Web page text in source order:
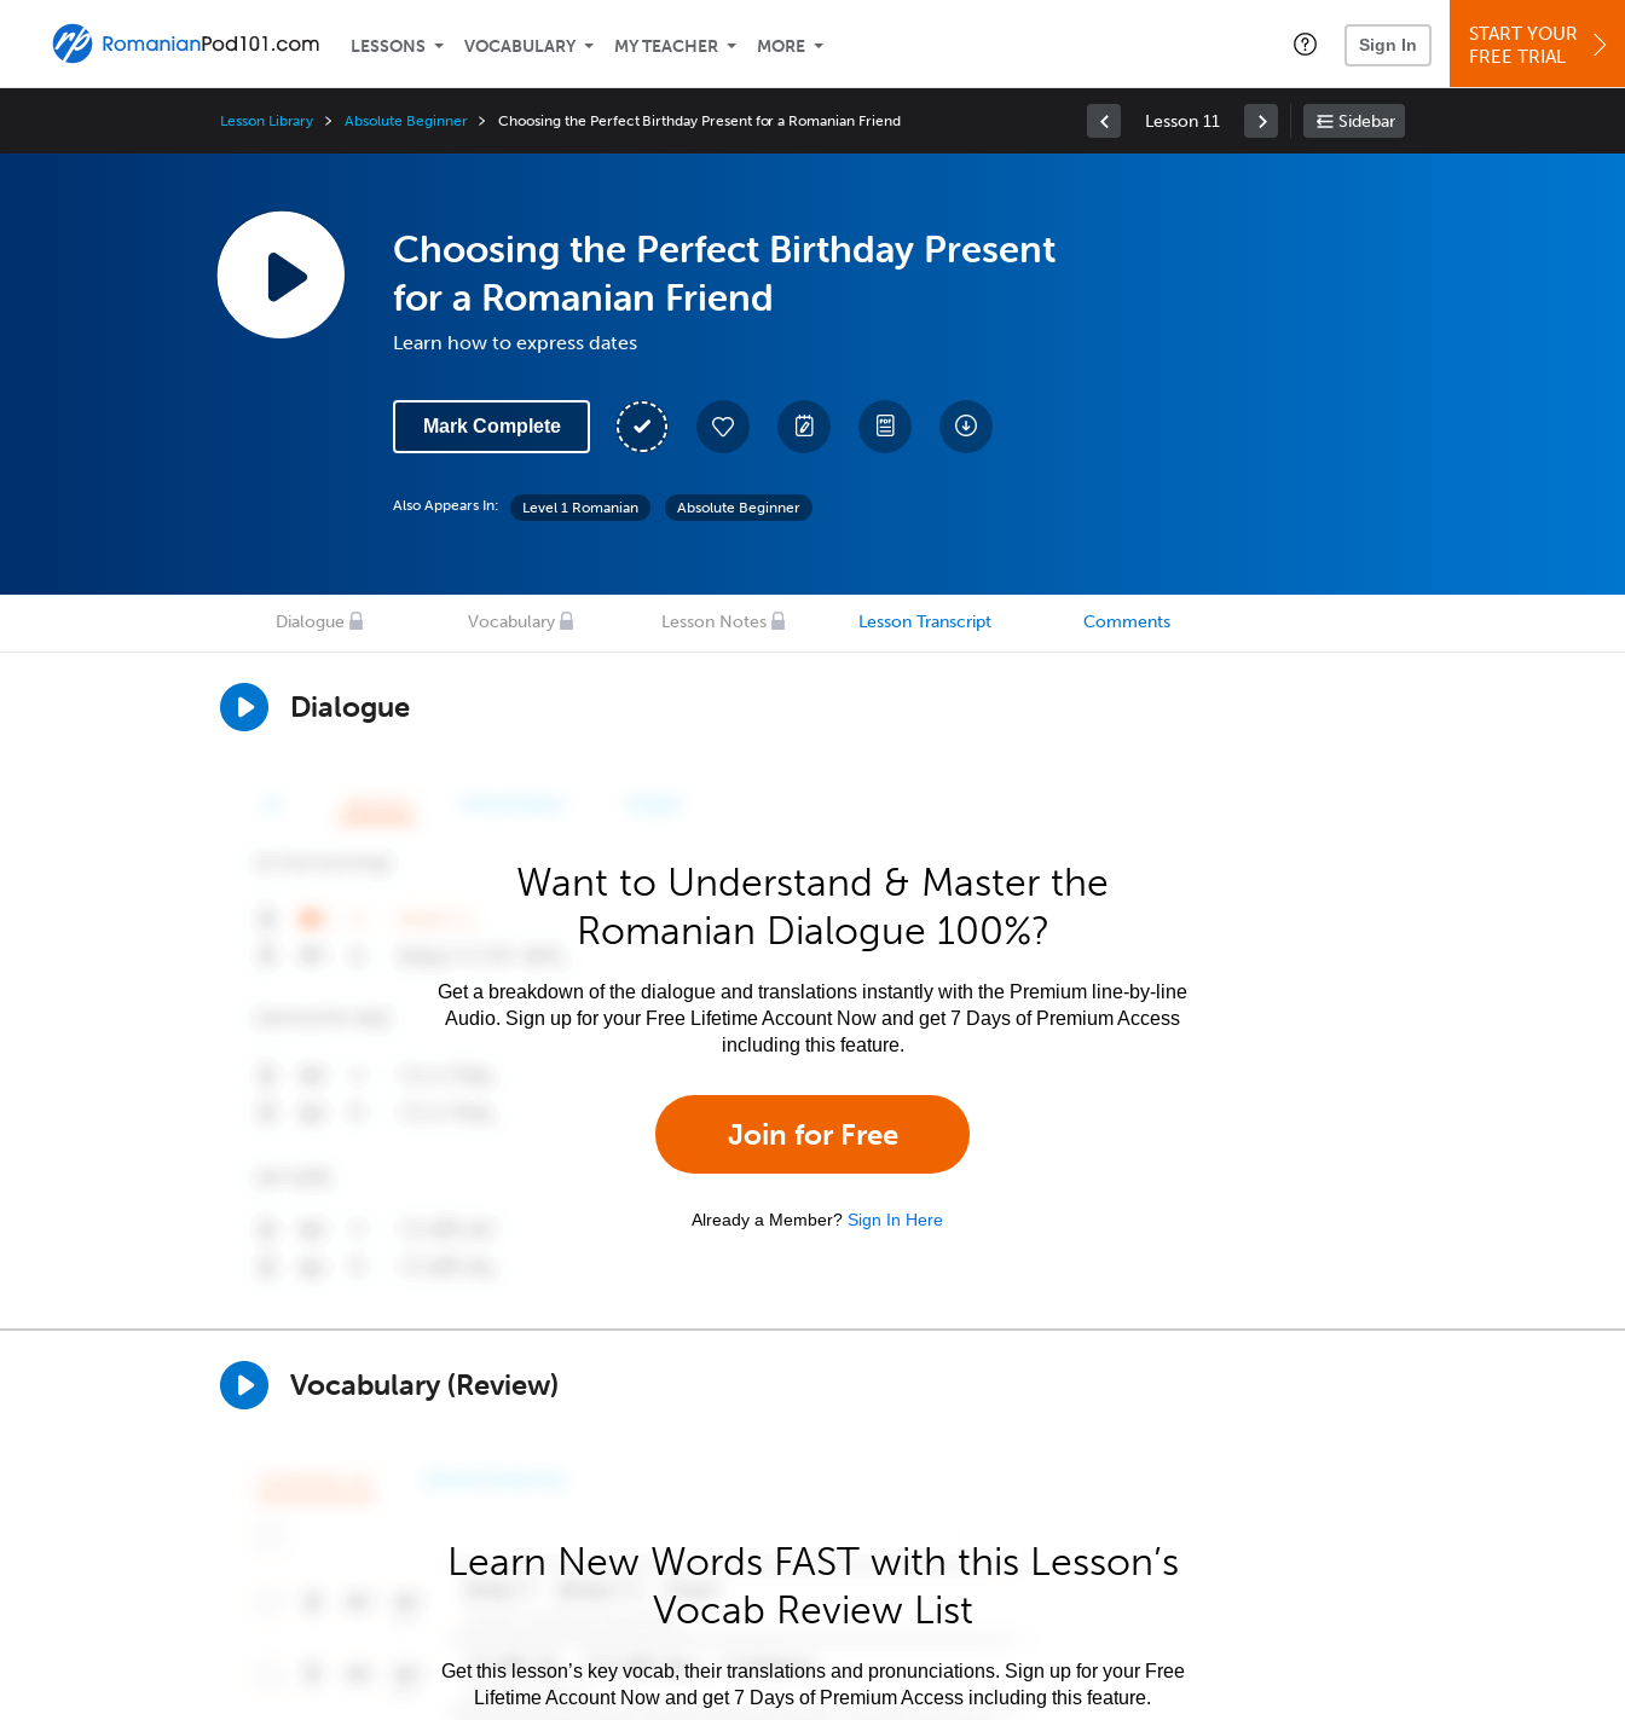
LESSONS VOCABULARY MY TEACHER MORE Sign In
START YOUR
FREE TRIAL
Lesson Library Absolute Beginner Choosing the Perfect Birthday Present for a Romanian Friend Lesson 11 Sidebar
Choosing the Perfect Birthday Present
for a Romanian Friend
Learn how to express dates
Mark Complete
Also Appears In: Level 1 Romanian Absolute Beginner
Dialogue Vocabulary Lesson Notes Lesson Transcript Comments
Dialogue
Want to Understand & Master the
Romanian Dialogue 100%?
Get a breakdown of the dialogue and translations instantly with the Premium line-by-line
Audio. Sign up for your Free Lifetime Account Now and get 7 Days of Premium Access
including this feature.
Join for Free
Already a Member? Sign In Here
Vocabulary (Review)
Learn New Words FAST with this Lesson’s
Vocab Review List
Get this lesson’s key vocab, their translations and pronunciations. Sign up for your Free
Lifetime Account Now and get 7 Days of Premium Access including this feature.